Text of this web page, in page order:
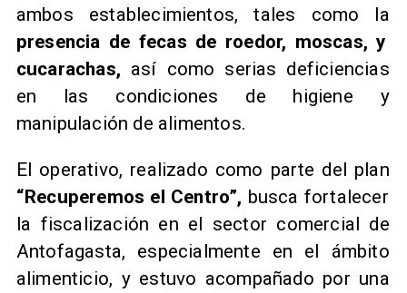
ambos establecimientos, tales como la
presencia de fecas de roedor, moscas, y
cucarachas, así como serias deficiencias
en las condiciones de higiene y
manipulación de alimentos.
El operativo, realizado como parte del plan
“Recuperemos el Centro”, busca fortalecer
la fiscalización en el sector comercial de
Antofagasta, especialmente en el ámbito
alimenticio, y estuvo acompañado por una